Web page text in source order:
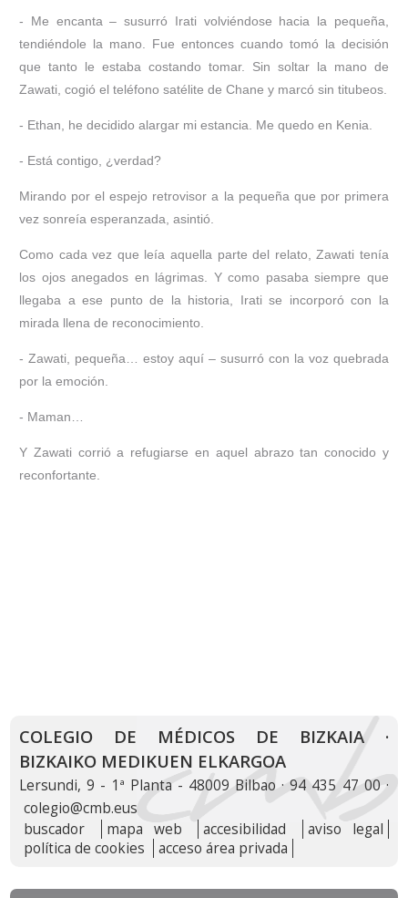
- Me encanta – susurró Irati volviéndose hacia la pequeña,
tendiéndole la mano. Fue entonces cuando tomó la decisión
que tanto le estaba costando tomar. Sin soltar la mano de
Zawati, cogió el teléfono satélite de Chane y marcó sin titubeos.
- Ethan, he decidido alargar mi estancia. Me quedo en Kenia.
- Está contigo, ¿verdad?
Mirando por el espejo retrovisor a la pequeña que por primera
vez sonreía esperanzada, asintió.
Como cada vez que leía aquella parte del relato, Zawati tenía
los ojos anegados en lágrimas. Y como pasaba siempre que
llegaba a ese punto de la historia, Irati se incorporó con la
mirada llena de reconocimiento.
- Zawati, pequeña… estoy aquí – susurró con la voz quebrada
por la emoción.
- Maman…
Y Zawati corrió a refugiarse en aquel abrazo tan conocido y
reconfortante.
COLEGIO DE MÉDICOS DE BIZKAIA ·
BIZKAIKO MEDIKUEN ELKARGOA
Lersundi, 9 - 1ª Planta - 48009 Bilbao · 94 435 47 00 ·
colegio@cmb.eus
buscador
mapa web accesibilidad
aviso legal
política de cookies
acceso área privada